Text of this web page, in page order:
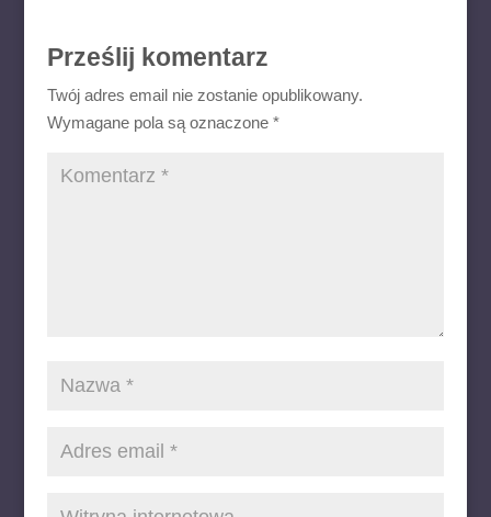
Prześlij komentarz
Twój adres email nie zostanie opublikowany.
Wymagane pola są oznaczone *